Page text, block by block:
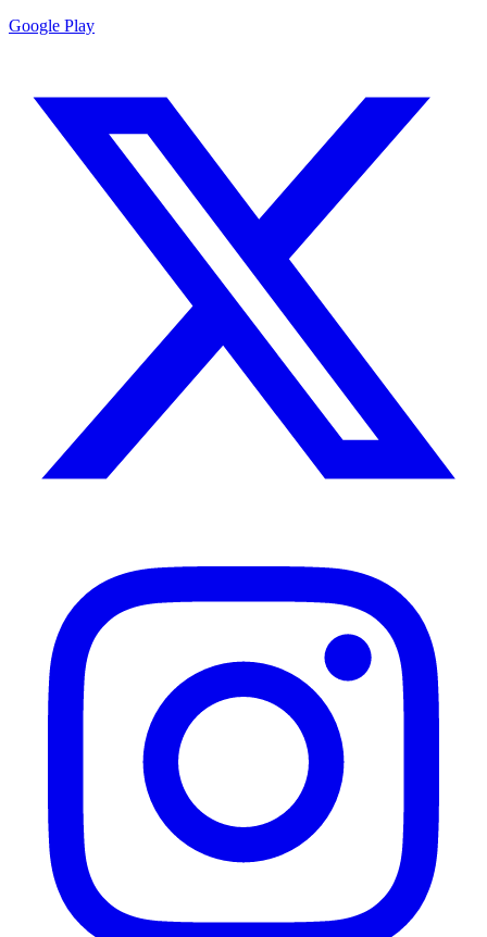
Google Play